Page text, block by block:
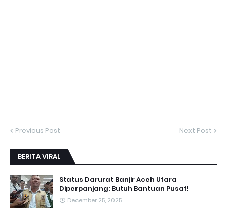
Previous Post Next Post
BERITA VIRAL
Status Darurat Banjir Aceh Utara
Diperpanjang: Butuh Bantuan Pusat!
December 25, 2025